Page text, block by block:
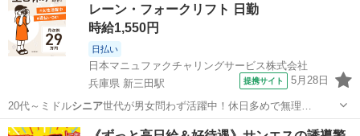
レーン・フォークリフト 日勤
時給1,550円
日払い
日本マニュファクチャリングサービス株式会社
兵庫県 新三田駅
提携サイト 5月28日
20代～ミドルシニア世代が男女問わず活躍中！休日多めで無理…
兵庫 三田市 新三田駅 その他